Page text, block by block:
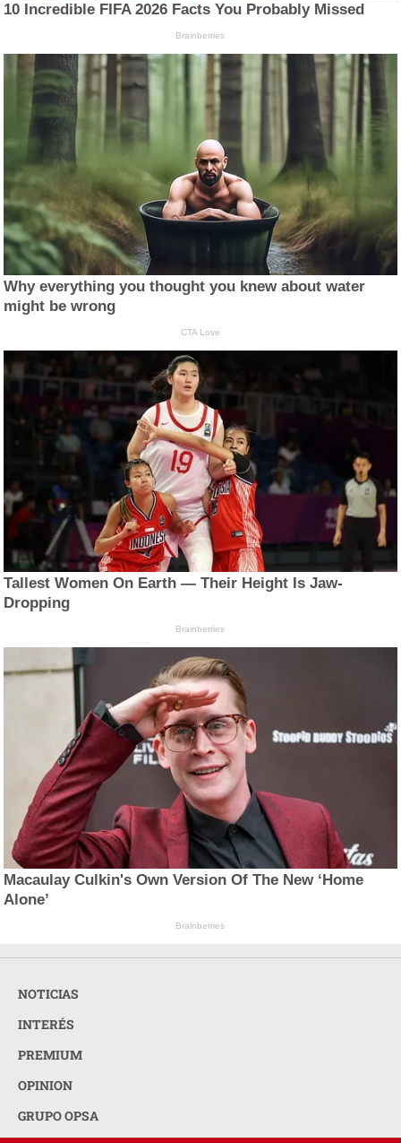
10 Incredible FIFA 2026 Facts You Probably Missed
Brainberries
Why everything you thought you knew about water
might be wrong
CTA Love
Tallest Women On Earth — Their Height Is Jaw-
Dropping
Brainberries
Macaulay Culkin's Own Version Of The New ‘Home
Alone’
Brainberries
NOTICIAS
INTERÉS
PREMIUM
OPINION
GRUPO OPSA